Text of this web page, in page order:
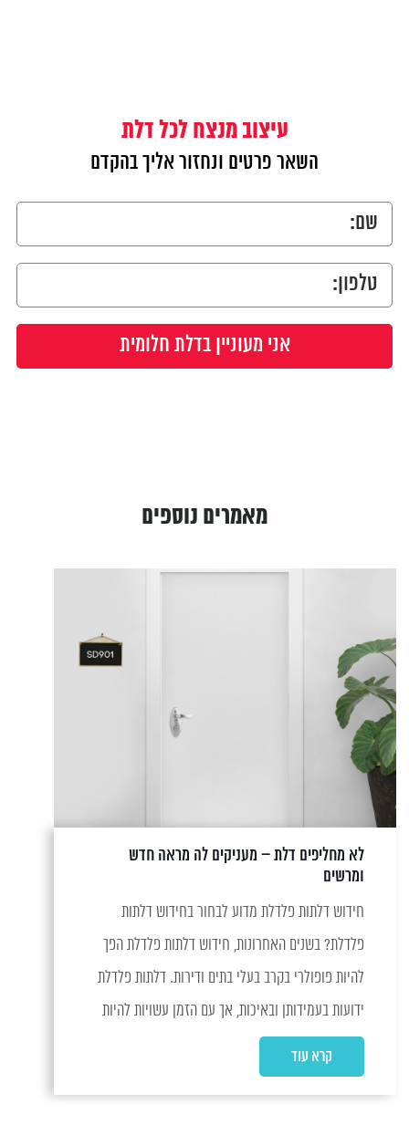
עיצוב מנצח לכל דלת
השאר פרטים ונחזור אליך בהקדם
מאמרים נוספים
לא מחליפים דלת – מעניקים לה מראה חדש
ומרשים
חידוש דלתות פלדלת מדוע לבחור בחידוש דלתות
פלדלת? בשנים האחרונות, חידוש דלתות פלדלת הפך
להיות פופולרי בקרב בעלי בתים ודירות. דלתות פלדלת
ידועות בעמידותן ובאיכות, אך עם הזמן עשויות להיות
פחות אטרקטיביות. במקום להחליף את הדלת כולה,...
קרא עוד